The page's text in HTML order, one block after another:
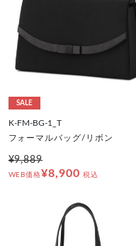
SALE
K-FM-BG-1_T
フォーマルバッグ/リボン
¥9,889
WEB価格¥8,900 税込